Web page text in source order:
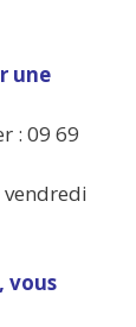
une
: 09 69
vendredi
vous